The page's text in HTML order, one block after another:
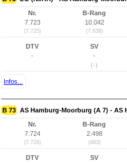
Nr.
7.723
(7.725)
B-Rang
10.042
(7.638)
DTV
-
SV
-
(-)
Infos...
B 73 AS Hamburg-Moorburg (A 7) - AS
Nr.
7.724
(7.726)
B-Rang
2.498
(483)
DTV
SV